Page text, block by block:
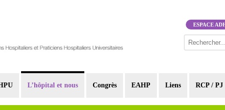
ESPACE
L’hôpital et nous Congrès EAHP Liens RCP / PJ